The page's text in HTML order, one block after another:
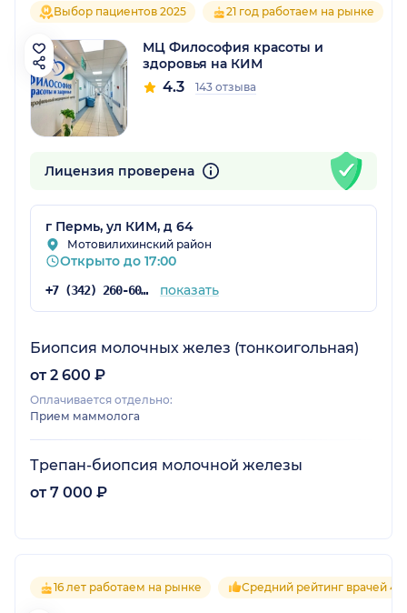
Выбор пациентов 2025 21 год работаем на рынке
МЦ Философия красоты и
здоровья на КИМ
4.3 143 отзыва
Лицензия проверена
г Пермь, ул КИМ, д 64
Мотовилихинский район
Открыто до 17:00
+7 (342) 260-60-60 показать
Биопсия молочных желез (тонкоигольная)
от 2 600 ₽
Оплачивается отдельно:
Прием маммолога
Трепан-биопсия молочной железы
от 7 000 ₽
16 лет работаем на рынке Средний рейтинг врачей 4.7